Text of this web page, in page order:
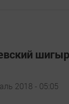
2018 - 05:05